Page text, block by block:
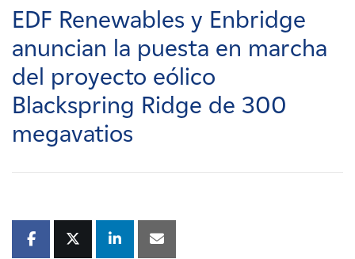
Contacte con
Afiliados
EDF Renewables y Enbridge
anuncian la puesta en marcha
del proyecto eólico
Blackspring Ridge de 300
megavatios